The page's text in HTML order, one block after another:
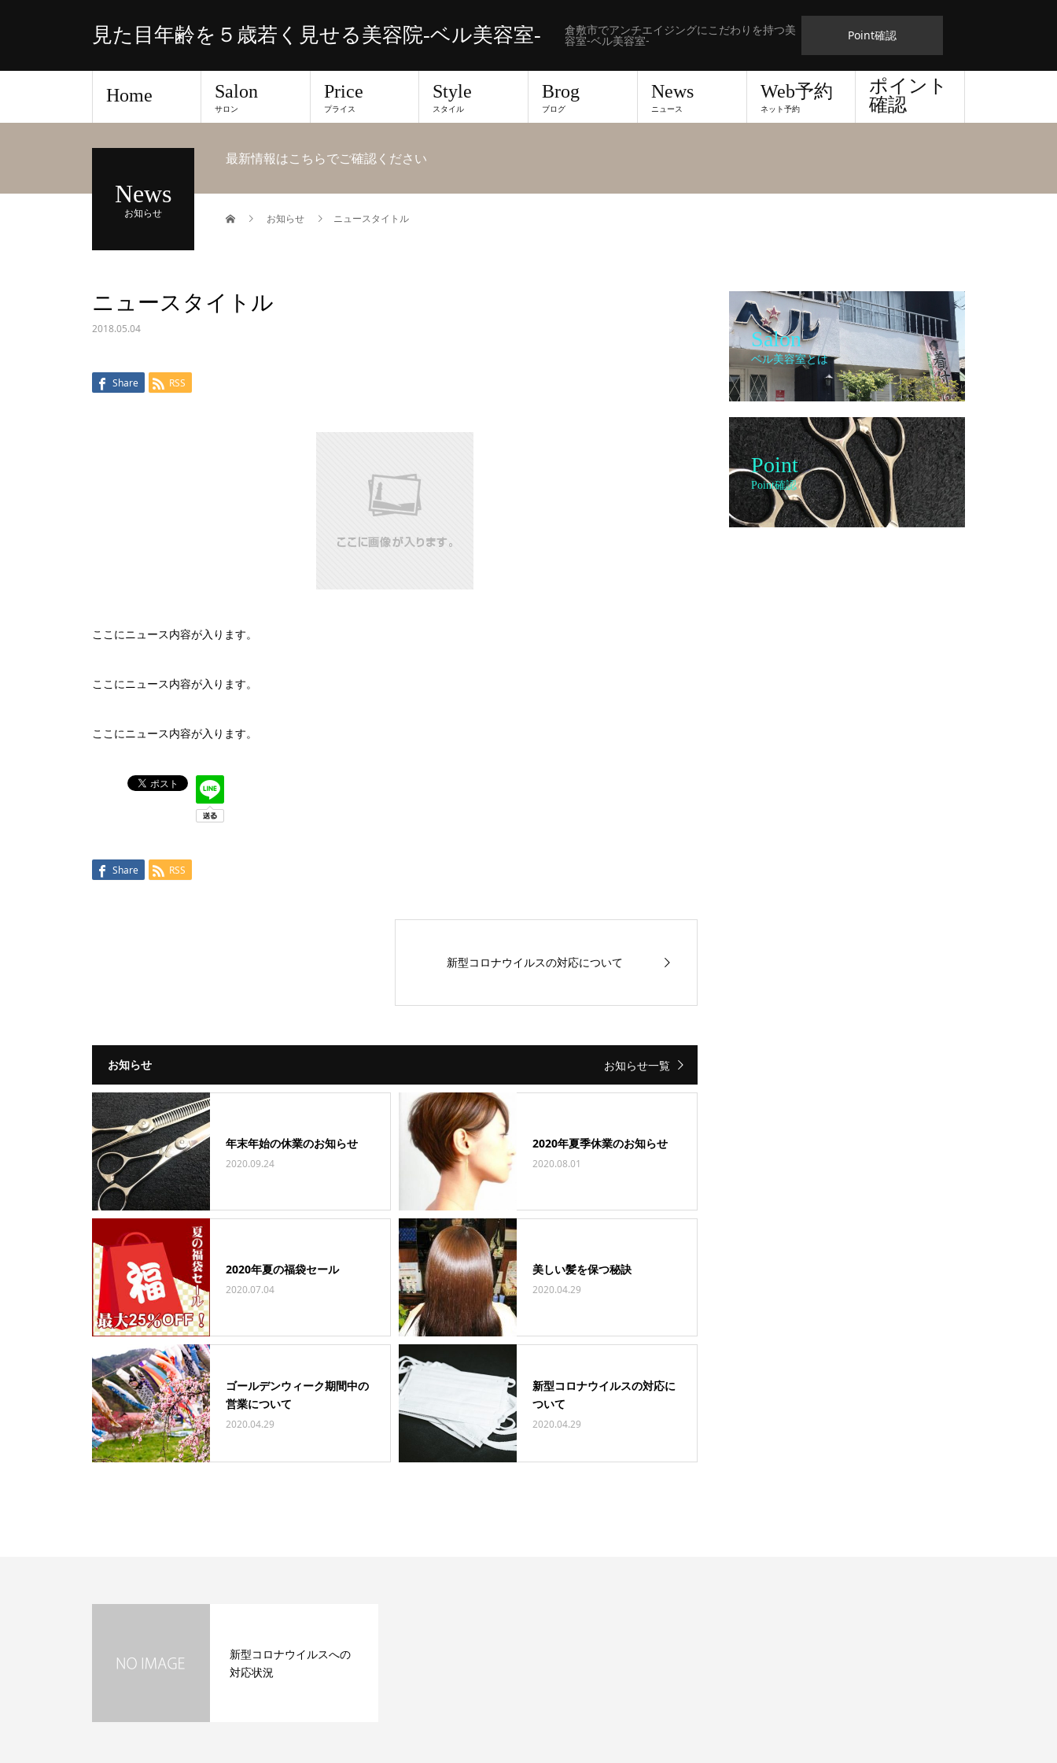
見た目年齢を５歳若く見せる美容院-ベル美容室- 倉敷市でアンチエイジングにこだわりを持つ美
容室-ベル美容室- Point確認
Home Salon
サロン
Price
プライス
Style
スタイル
Brog
ブログ
News
ニュース
Web予約
ネット予約
ポイント
確認
News
お知らせ
最新情報はこちらでご確認ください
お知らせ ニュースタイトル
ニュースタイトル
2018.05.04
Share RSS
ここにニュース内容が入ります。
ここにニュース内容が入ります。
ここにニュース内容が入ります。
Share RSS
新型コロナウイルスの対応について
お知らせ お知らせ一覧
年末年始の休業のお知らせ
2020.09.24
2020年夏季休業のお知らせ
2020.08.01
2020年夏の福袋セール
2020.07.04
美しい髪を保つ秘訣
2020.04.29
ゴールデンウィーク期間中の
営業について
2020.04.29
新型コロナウイルスの対応に
ついて
2020.04.29
Salon
ベル美容室とは
Point
Point確認
新型コロナウイルスへの
対応状況